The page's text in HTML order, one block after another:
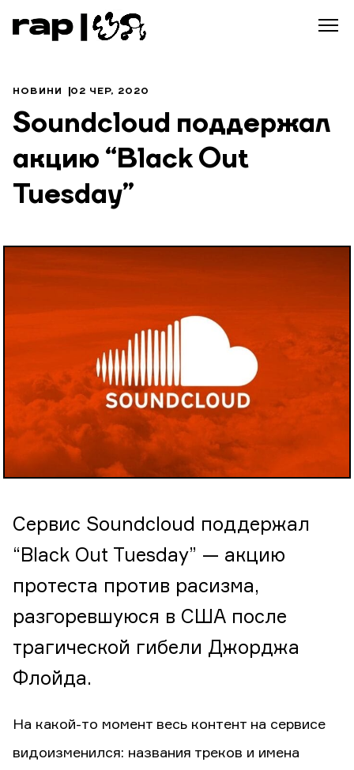
НОВИНИ 02 ЧЕР, 2020
Soundcloud поддержал
акцию “Black Out
Tuesday”
Сервис Soundcloud поддержал
“Black Out Tuesday” — акцию
протеста против расизма,
разгоревшуюся в США после
трагической гибели Джорджа
Флойда.
На какой-то момент весь контент на сервисе
видоизменился: названия треков и имена